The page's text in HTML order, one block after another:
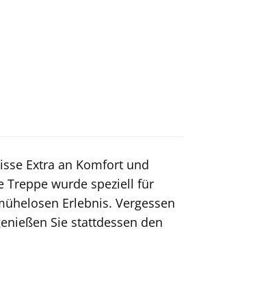
Extra an Komfort und
Treppe wurde speziell für
Erlebnis. Vergessen
Sie stattdessen den